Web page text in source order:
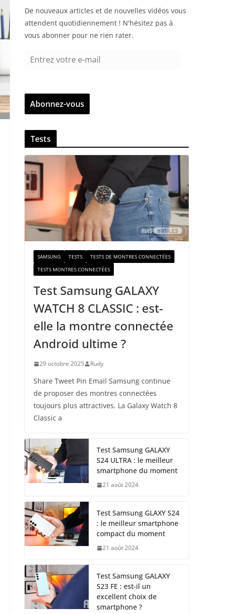
De nouveaux articles et de nouvelles vidéos vous
attendent quotidiennement ! N'hésitez pas à
vous abonner pour ne rien rater.
r
z
v
t
r
e
e
-
a
i
Abonnez-vous
Tests
SAMSUNG TESTS
TESTS DE MONTRES CONNECTÉES
TESTS MONTRES CONNECTÉES
Test Samsung GALAXY
WATCH 8 CLASSIC : est-
elle la montre connectée
Android ultime ?
29 octobre 2025 Rudy
Share Tweet Pin Email Samsung continue
de proposer des montres connectées
toujours plus attractives. La Galaxy Watch 8
Classic a
Test Samsung GALAXY
S24 ULTRA : le meilleur
smartphone du moment
21 août 2024
Test Samsung GLAXY S24
: le meilleur smartphone
compact du moment
21 août 2024
Test Samsung GALAXY
S23 FE : est-il un
excellent choix de
smartphone ?